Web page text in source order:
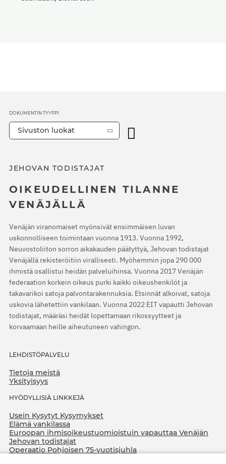
JEHOVAN TODISTAJAT
OIKEUDELLINEN TILANNE
VENÄJÄLLÄ
Venäjän viranomaiset myönsivät ensimmäisen luvan
uskonnolliseen toimintaan vuonna 1913. Vuonna 1992,
Neuvostoliiton sorron aikakauden päätyttyä, Jehovan todistajat
Venäjällä rekisteröitiin virallisesti. Myöhemmin jopa 290 000
ihmistä osallistui heidän palveluihinsa. Vuonna 2017 Venäjän
federaation korkein oikeus purki kaikki oikeushenkilöt ja
takavarikoi satoja palvontarakennuksia. Etsinnät alkoivat, satoja
uskovia lähetettiin vankilaan. Vuonna 2022 EIT vapautti Jehovan
todistajat, määräsi heidät lopettamaan rikossyytteet ja
korvaamaan heille aiheutuneen vahingon.
LEHDISTÖPALVELU
Tietoja meistä
Yksityisyys
HYÖDYLLISIÄ LINKKEJÄ
Usein Kysytyt Kysymykset
Elämä vankilassa
Euroopan ihmisoikeustuomioistuin vapauttaa Venäjän
Jehovan todistajat
Operaatio Pohjoisen 75-vuotisjuhla
DOKUMENTIN TYYPPI
Sivuston luokat